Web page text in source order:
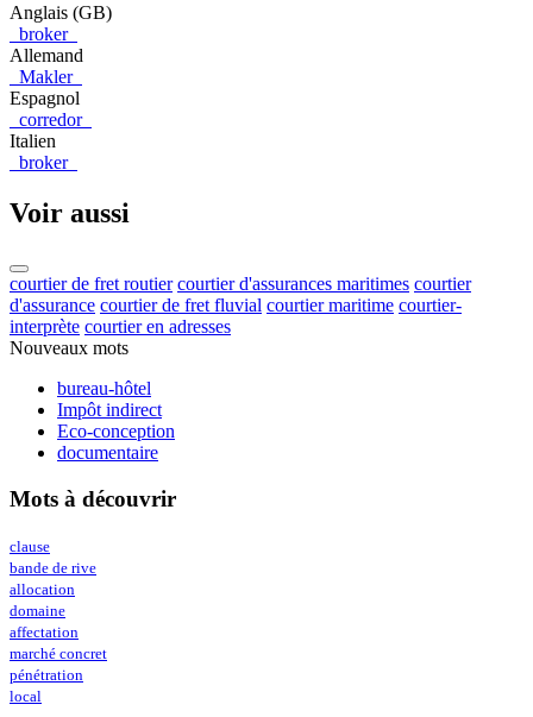
Anglais (GB)
broker
Allemand
Makler
Espagnol
corredor
Italien
broker
Voir aussi
courtier de fret routier courtier d'assurances maritimes courtier
d'assurance courtier de fret fluvial courtier maritime courtier-
interprète courtier en adresses
Nouveaux mots
bureau-hôtel
Impôt indirect
Eco-conception
documentaire
Mots à découvrir
clause
bande de rive
allocation
domaine
affectation
marché concret
pénétration
local